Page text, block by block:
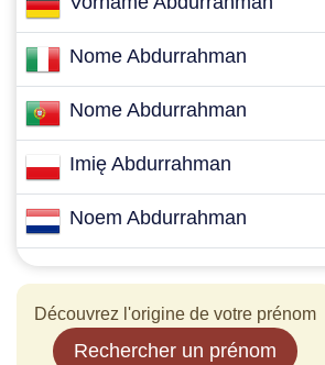
Nome Abdurrahman
Nome Abdurrahman
Imię Abdurrahman
Noem Abdurrahman
Découvrez l'origine de votre prénom
Rechercher un prénom